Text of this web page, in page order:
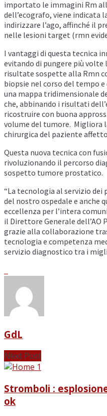
importato le immagini Rm
dell’ecografo, viene indicata
indirizzare l’ago, affinché il
nelle lesioni target (rmn
I vantaggi di questa tecnica
evitando di pungere più volte
risultate sospette alla Rmn
biopsie nel corso del tempo
una mappa tridimensionale
che, abbinando i risultati
ricostruire con buona
volume del tumore. Migliora
chirurgica del paziente
Questa nuova tecnica con
rivoluzionando il percorso
sospetto tumore prostatico.
“La tecnologia al servizio
del nostro ospedale e anche
eccellenza per l’intera
il Direttore Generale dell’AO
grazie alla collaborazione
tecnologia e competenza
servizio diagnostico tra i
GdL
Next Post
Stromboli :
ok